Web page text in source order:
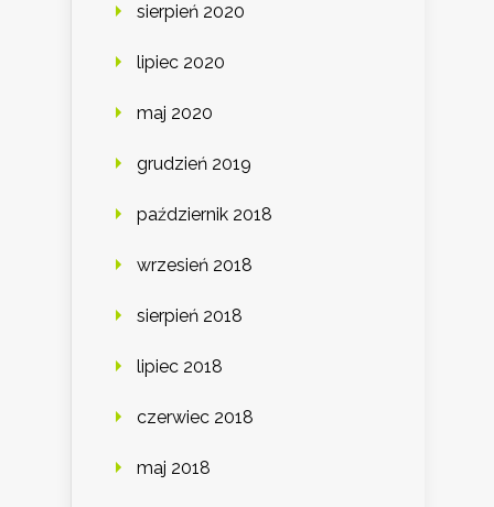
sierpień 2020
lipiec 2020
maj 2020
grudzień 2019
październik 2018
wrzesień 2018
sierpień 2018
lipiec 2018
czerwiec 2018
maj 2018